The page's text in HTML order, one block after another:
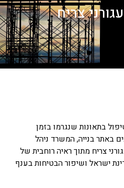
צריח
בתאונות שנגרמו בזמן
באתר בנייה, המשרד ניהל
צריח מתוך ראיה רוחבית של
ישראל ושיפור הבטיחות בענף